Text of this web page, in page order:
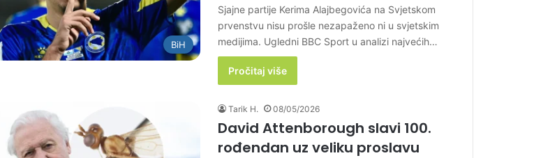
BiH
Sjajne partije Kerima Alajbegovića na Svjetskom
prvenstvu nisu prošle nezapaženo ni u svjetskim
medijima. Ugledni BBC Sport u analizi najvećih…
Pročitaj više
Tarik H. 08/05/2026
David Attenborough slavi 100.
rođendan uz veliku proslavu